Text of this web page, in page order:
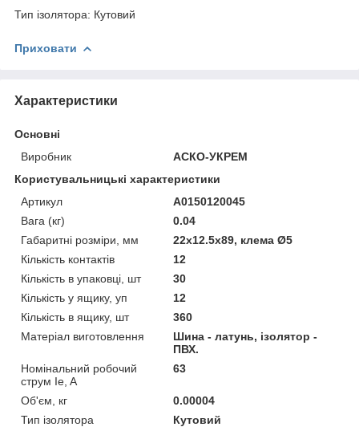
Тип ізолятора: Кутовий
Приховати
Характеристики
Основні
Виробник
АСКО-УКРЕМ
Користувальницькі характеристики
Артикул
A0150120045
Вага (кг)
0.04
Габаритні розміри, мм
22х12.5x89, клема Ø5
Кількість контактів
12
Кількість в упаковці, шт
30
Кількість у ящику, уп
12
Кількість в ящику, шт
360
Матеріал виготовлення
Шина - латунь, ізолятор -
ПВХ.
Номінальний робочий
струм Ie, A
63
Об'єм, кг
0.00004
Тип ізолятора
Кутовий